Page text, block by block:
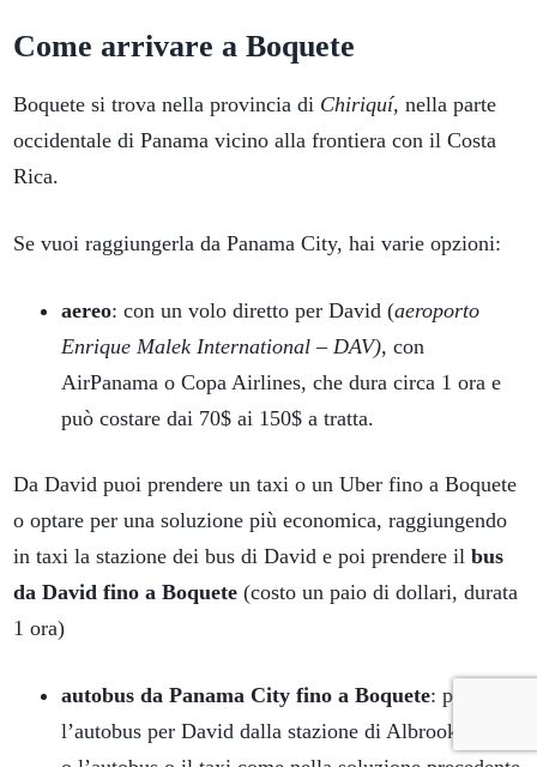
Come arrivare a Boquete
Boquete si trova nella provincia di Chiriquí, nella parte
occidentale di Panama vicino alla frontiera con il Costa
Rica.
Se vuoi raggiungerla da Panama City, hai varie opzioni:
aereo: con un volo diretto per David (aeroporto
Enrique Malek International – DAV), con
AirPanama o Copa Airlines, che dura circa 1 ora e
può costare dai 70$ ai 150$ a tratta.
Da David puoi prendere un taxi o un Uber fino a Boquete
o optare per una soluzione più economica, raggiungendo
in taxi la stazione dei bus di David e poi prendere il bus
da David fino a Boquete (costo un paio di dollari, durata
1 ora)
autobus da Panama City fino a Boquete: prendi
l’autobus per David dalla stazione di Albrook e poi,